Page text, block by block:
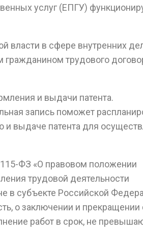
услуг (ЕПГУ)
власти в сфере внутренних
трудового
и выдачи патента.
запись поможет
и выдаче патента для
115-ФЗ «О правовом положении
трудовой деятельности
в субъекте Российской
о заключении и прекращении
работ в срок, не